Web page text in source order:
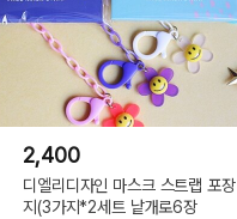
2,400
디엘리디자인 마스크 스트랩 포장
지(3가지*2세트 낱개로6장